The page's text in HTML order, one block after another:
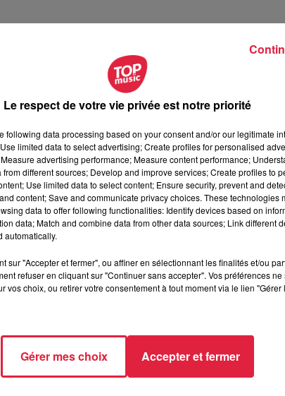
La Minute sport - Bas-Rhin - vendredi 27
Le respect de votre vie privée est notre priorité
following data processing based on your consent and/or our legitimate
limited data to select advertising; Create profiles for personalised
advertising performance; Measure content performance;
different sources; Develop and improve services; Create profiles to
Use limited data to select content; Ensure security, prevent and
content; Save and communicate privacy choices. These technologies
data to offer following functionalities: Identify devices based on
data; Match and combine data from other data sources; Link different
automatically.
sur "Accepter et fermer", ou affiner en sélectionnant les finalités et/ou
refuser en cliquant sur "Continuer sans accepter". Vos préférences
vos choix, ou retirer votre consentement à tout moment via le lien
Gérer mes choix Accepter et fermer